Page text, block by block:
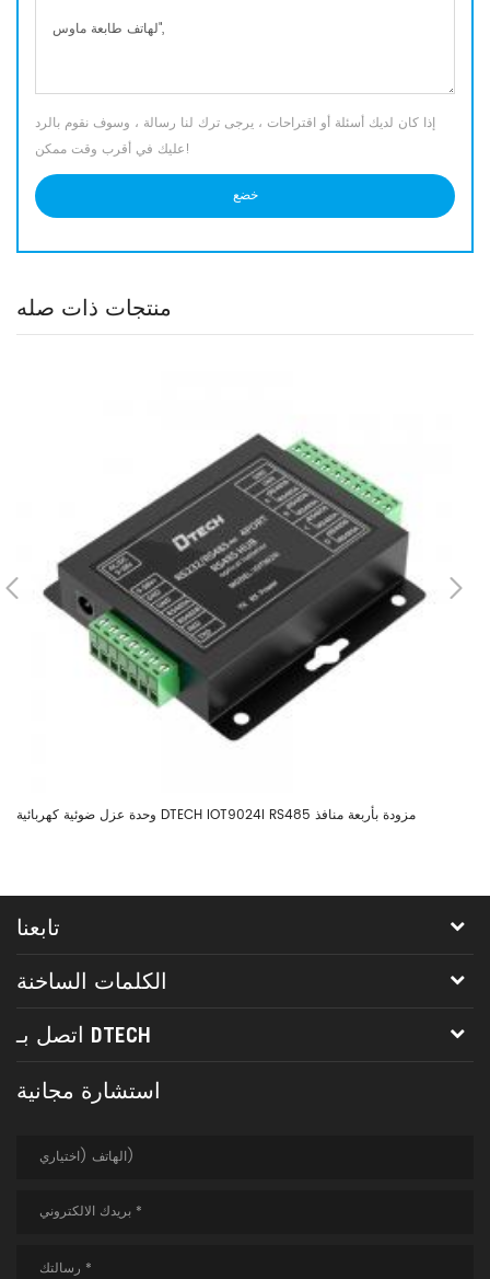
إذا كان لديك أسئلة أو اقتراحات ، يرجى ترك لنا رسالة ، وسوف نقوم بالرد
عليك في أقرب وقت ممكن!
منتجات ذات صله
وحدة عزل ضوئية كهربائية DTECH IOT9024I RS485 مزودة بأربعة منافذ
تابعنا
الكلمات الساخنة
اتصل بـ DTECH
استشارة مجانية